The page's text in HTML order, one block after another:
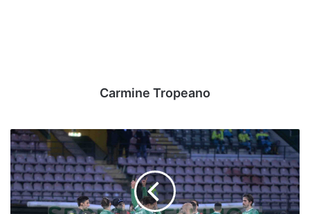
Carmine Tropeano
[VIDEO]
Avellino-
Paganese
2-
0,
gol